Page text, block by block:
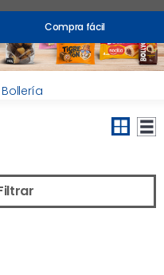
tienda y online
Compra fácil
Bollería